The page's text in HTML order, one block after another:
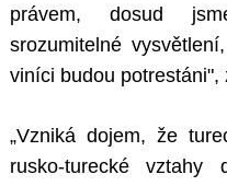
právem, dosud
srozumitelné
viníci budou potrestáni",
„Vzniká dojem, že
rusko-turecké